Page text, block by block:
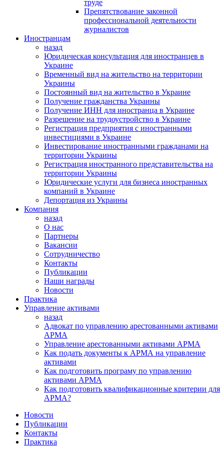
труде
Препятствование законной
профессиональной деятельности
журналистов
Иностранцам
назад
Юридическая консультация для иностранцев в
Украине
Временный вид на жительство на территории
Украины
Постоянный вид на жительство в Украине
Получение гражданства Украины
Получение ИНН для иностранца в Украине
Разрешение на трудоустройство в Украине
Регистрация предприятия с иностранными
инвестициями в Украине
Инвестирование иностранными гражданами на
территории Украины
Регистрация иностранного представительства на
территории Украины
Юридические услуги для бизнеса иностранных
компаний в Украине
Депортация из Украины
Компания
назад
О нас
Партнеры
Вакансии
Сотрудничество
Контакты
Публикации
Наши награды
Новости
Практика
Управление активами
назад
Адвокат по управлению арестованными активами
АРМА
Управление арестованными активами АРМА
Как подать документы к АРМА на управление
активами
Как подготовить програму по управлению
активами АРМА
Как подготовить квалификационные критерии для
АРМА?
Новости
Публикации
Контакты
Практика